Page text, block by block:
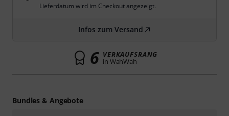
Lieferdatum wird im Checkout angezeigt.
Infos zum Versand
6 VERKAUFSRANG
in WahWah
Bundles & Angebote